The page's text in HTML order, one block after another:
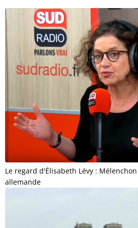
Le regard d'Élisabeth Lévy :
allemande